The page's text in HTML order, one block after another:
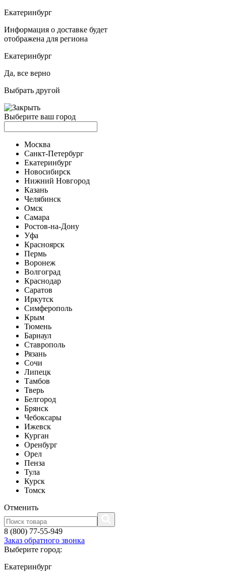
Екатеринбург
Информация о доставке будет
отображена для региона
Екатеринбург
Да, все верно
Выбрать другой
Выберите ваш город
Москва
Санкт-Петербург
Екатеринбург
Новосибирск
Нижний Новгород
Казань
Челябинск
Омск
Самара
Ростов-на-Дону
Уфа
Красноярск
Пермь
Воронеж
Волгоград
Краснодар
Саратов
Иркутск
Симферополь
Крым
Тюмень
Барнаул
Ставрополь
Рязань
Сочи
Липецк
Тамбов
Тверь
Белгород
Брянск
Чебоксары
Ижевск
Курган
Оренбург
Орел
Пенза
Тула
Курск
Томск
Отменить
8 (800) 77-55-949
Заказ обратного звонка
Выберите город:
Екатеринбург